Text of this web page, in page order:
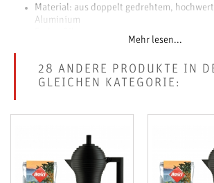
Material: aus doppelt gedrehtem,
Aluminium
Leicht zu reinigendes Sicherheitsventil mit
Leichte Reinigung
Mehr lesen...
28 ANDERE PRODUKTE IN
GLEICHEN KATEGORIE: